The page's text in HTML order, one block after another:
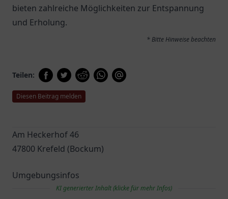
bieten zahlreiche Möglichkeiten zur Entspannung
und Erholung.
* Bitte Hinweise beachten
Teilen:
Diesen Beitrag melden
Am Heckerhof 46
47800 Krefeld (Bockum)
Umgebungsinfos
KI generierter Inhalt (klicke für mehr Infos)